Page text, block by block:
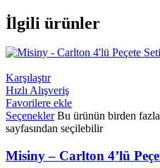
İlgili ürünler
Karşılaştır
Hızlı Alışveriş
Favorilere ekle
Seçenekler Bu ürünün birden
sayfasından seçilebilir
Misiny – Carlton 4’lü